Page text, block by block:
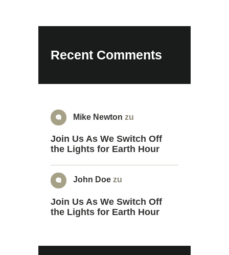
Recent Comments
Mike Newton zu
Join Us As We Switch Off
the Lights for Earth Hour
John Doe zu
Join Us As We Switch Off
the Lights for Earth Hour